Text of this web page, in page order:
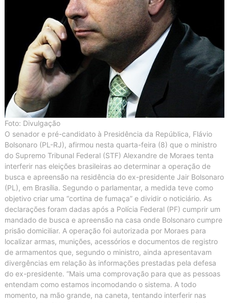
Foto: Divulgação
O senador e pré-candidato à Presidência da República, Flávio
Bolsonaro (PL-RJ), afirmou nesta quarta-feira (8) que o ministro
do Supremo Tribunal Federal (STF) Alexandre de Moraes tenta
interferir nas eleições brasileiras ao determinar a operação de
busca e apreensão na residência do ex-presidente Jair Bolsonaro
(PL), em Brasília. Segundo o parlamentar, a medida teve como
objetivo criar uma “cortina de fumaça” e dividir o noticiário. As
declarações foram dadas após a Polícia Federal (PF) cumprir um
mandado de busca e apreensão na casa onde Bolsonaro cumpre
prisão domiciliar. A operação foi autorizada por Moraes para
localizar armas, munições, acessórios e documentos de registro
de armamentos que, segundo o ministro, ainda apresentavam
divergências em relação às informações prestadas pela defesa
do ex-presidente. “Mais uma comprovação para que as pessoas
entendam como estamos incomodando o sistema. A todo
momento, na mão grande, na caneta, tentando interferir nas